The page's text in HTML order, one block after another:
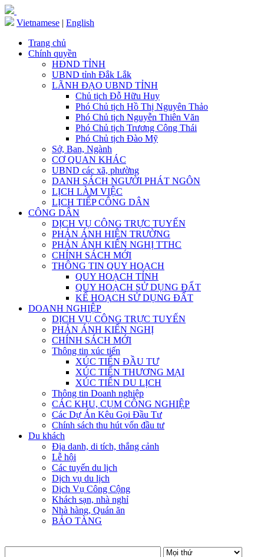
Vietnamese | English
Trang chủ
Chính quyền
HĐND TỈNH
UBND tỉnh Đắk Lắk
LÃNH ĐẠO UBND TỈNH
Chủ tịch Đỗ Hữu Huy
Phó Chủ tịch Hồ Thị Nguyên Thảo
Phó Chủ tịch Nguyễn Thiên Văn
Phó Chủ tịch Trương Công Thái
Phó Chủ tịch Đào Mỹ
Sở, Ban, Ngành
CƠ QUAN KHÁC
UBND các xã, phường
DANH SÁCH NGƯỜI PHÁT NGÔN
LỊCH LÀM VIỆC
LỊCH TIẾP CÔNG DÂN
CÔNG DÂN
DỊCH VỤ CÔNG TRỰC TUYẾN
PHẢN ÁNH HIỆN TRƯỜNG
PHẢN ÁNH KIẾN NGHỊ TTHC
CHÍNH SÁCH MỚI
THÔNG TIN QUY HOẠCH
QUY HOẠCH TỈNH
QUY HOẠCH SỬ DỤNG ĐẤT
KẾ HOẠCH SỬ DỤNG ĐẤT
DOANH NGHIỆP
DỊCH VỤ CÔNG TRỰC TUYẾN
PHẢN ÁNH KIẾN NGHỊ
CHÍNH SÁCH MỚI
Thông tin xúc tiến
XÚC TIẾN ĐẦU TƯ
XÚC TIẾN THƯƠNG MẠI
XÚC TIẾN DU LỊCH
Thông tin Doanh nghiệp
CÁC KHU, CỤM CÔNG NGHIỆP
Các Dự Án Kêu Gọi Đầu Tư
Chính sách thu hút vốn đầu tư
Du khách
Địa danh, di tích, thắng cảnh
Lễ hội
Các tuyến du lịch
Dịch vụ du lịch
Dịch Vụ Công Cộng
Khách sạn, nhà nghỉ
Nhà hàng, Quán ăn
BẢO TÀNG